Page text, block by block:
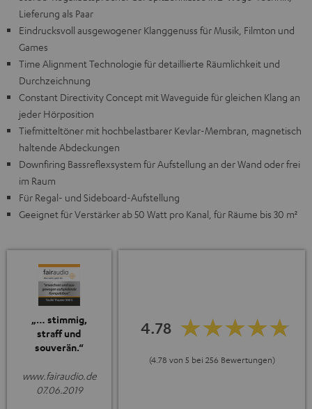
Lieferung als Paar
Eindrucksvoll ausgewogener Klanggenuss für Musik, Filmton und
Games
Time Alignment Technologie für detaillierte Räumlichkeit und
Durchzeichnung
Constant Directivity Concept mit Waveguide für gleichen Klang an
jeder Hörposition
Tiefmitteltöner mit hochbelastbarer Kevlar-Membran, magnetisch
haltende Abdeckungen
Downfiring Bassreflexsystem für Aufstellung an der Wand oder frei
im Raum
Für Regal- und Sideboard-Aufstellung
Geeignet für Verstärker ab 50 Watt pro Kanal, für Räume bis 30 m²
„… stimmig,
straff und
souverän.“
www.fairaudio.de
07.06.2019
4.78
(4.78 von 5 bei 256 Bewertungen)